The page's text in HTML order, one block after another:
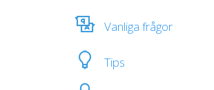
Vanliga frågor
Tips